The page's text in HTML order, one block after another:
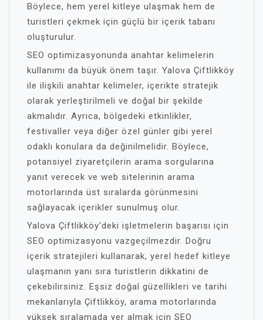
Böylece, hem yerel kitleye ulaşmak hem de
turistleri çekmek için güçlü bir içerik tabanı
oluşturulur.
SEO optimizasyonunda anahtar kelimelerin
kullanımı da büyük önem taşır. Yalova Çiftlikköy
ile ilişkili anahtar kelimeler, içerikte stratejik
olarak yerleştirilmeli ve doğal bir şekilde
akmalıdır. Ayrıca, bölgedeki etkinlikler,
festivaller veya diğer özel günler gibi yerel
odaklı konulara da değinilmelidir. Böylece,
potansiyel ziyaretçilerin arama sorgularına
yanıt verecek ve web sitelerinin arama
motorlarında üst sıralarda görünmesini
sağlayacak içerikler sunulmuş olur.
Yalova Çiftlikköy'deki işletmelerin başarısı için
SEO optimizasyonu vazgeçilmezdir. Doğru
içerik stratejileri kullanarak, yerel hedef kitleye
ulaşmanın yanı sıra turistlerin dikkatini de
çekebilirsiniz. Eşsiz doğal güzellikleri ve tarihi
mekanlarıyla Çiftlikköy, arama motorlarında
yüksek sıralamada yer almak için SEO